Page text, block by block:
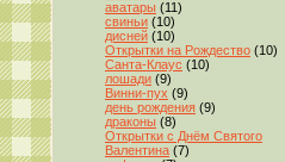
аватары (11)
свиньи (10)
дисней (10)
Открытки на Рождество (10)
Санта-Клаус (10)
лошади (9)
Винни-пух (9)
день рождения (9)
драконы (8)
Открытки с Днём Святого
Валентина (7)